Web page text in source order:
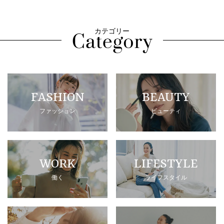
カテゴリー
FASHION
ファッション
BEAUTY
ビューティ
WORK
働く
LIFESTYLE
ライフスタイル